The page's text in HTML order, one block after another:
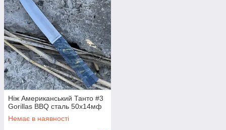
Ніж Американський Танто #3
Gorillas BBQ сталь 50х14мф
Немає в наявності